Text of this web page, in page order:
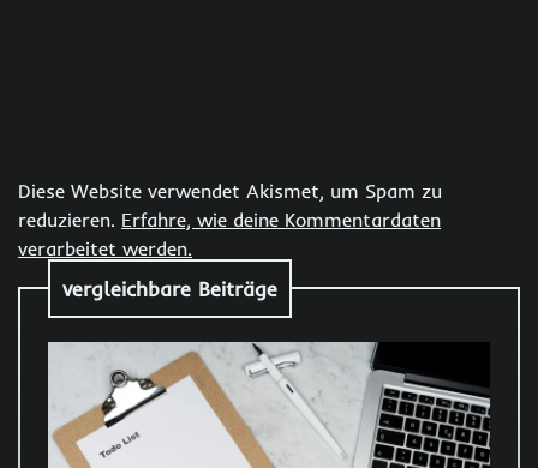
Diese Website verwendet Akismet, um Spam zu
reduzieren. Erfahre, wie deine Kommentardaten
verarbeitet werden.
vergleichbare Beiträge